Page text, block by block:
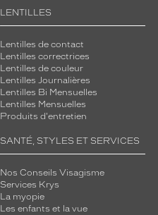
LENTILLES
Lentilles de contact
Lentilles correctrices
Lentilles de couleur
Lentilles Journalières
Lentilles Bi Mensuelles
Lentilles Mensuelles
Produits d'entretien
SANTÉ, STYLES ET SERVICES
Nos Conseils Visagisme
Services Krys
La myopie
Les enfants et la vue